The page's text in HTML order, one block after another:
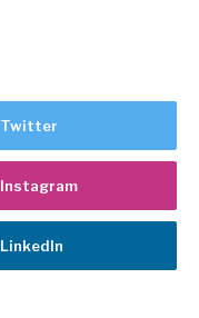
Twitter
Instagram
LinkedIn